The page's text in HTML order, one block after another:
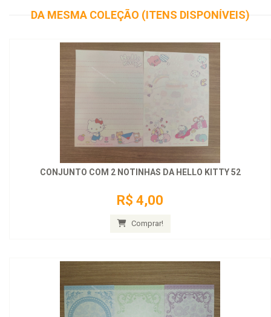
DA MESMA COLEÇÃO (ITENS DISPONÍVEIS)
CONJUNTO COM 2 NOTINHAS DA HELLO KITTY 52
R$ 4,00
Comprar!